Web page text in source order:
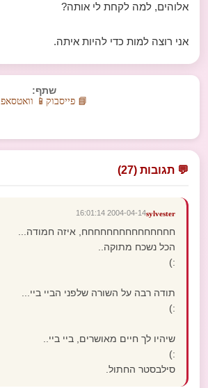
אלוהים, למה לקחת לי אותה?
אני רוצה למות כדי להיות איתה.
שתף:
📘 פייסבוק 📱 וואטסאפ
💬 תגובות (27)
sylvester
2004-04-14 16:01:14
חחחחחחחחחחחחחחח, איזה חמודה...
הכל נשכח מתוקה..
:)
תודה רבה על השורה שלפני הביי ביי...
:)
שיהיו לך חיים מאושרים, ביי ביי..
:)
סילבסטר החתול.